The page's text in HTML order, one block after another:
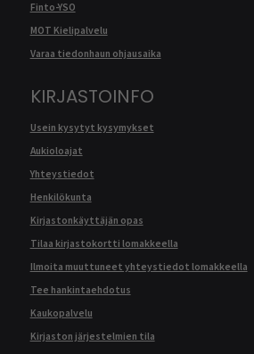
Finto-YSO
MOT Kielipalvelu
Varaa tiedonhaun ohjausaika
KIRJASTOINFO
Usein kysytyt kysymykset
Aukioloajat
Yhteystiedot
Henkilökunta
Kirjastonkäyttäjän opas
Tilaa kirjastokortti lomakkeella
Ilmoita muuttuneet yhteystiedot lomakkeella
Tee hankintaehdotus
Kaukopalvelu
Kirjaston järjestelmien tila